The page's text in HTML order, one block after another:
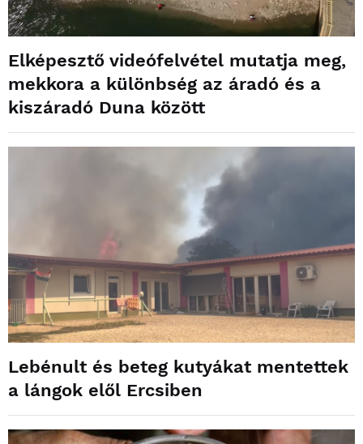
Elképesztő videófelvétel mutatja meg,
mekkora a különbség az áradó és a
kiszáradó Duna között
Lebénult és beteg kutyákat mentettek
a lángok elől Ercsiben